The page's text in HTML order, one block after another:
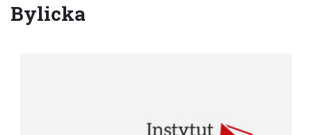
Bylicka